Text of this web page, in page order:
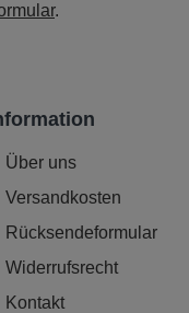
.
Über uns
Versandkosten
Rücksendeformular
Widerrufsrecht
Kontakt